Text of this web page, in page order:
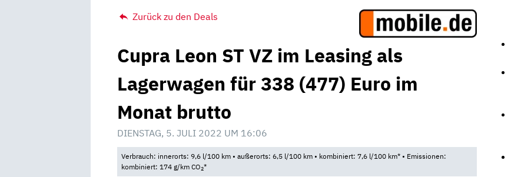
Zurück zu den Deals
Cupra Leon ST VZ im Leasing als
Lagerwagen für 338 (477) Euro im
Monat brutto
DIENSTAG, 5. JULI 2022 UM 16:06
Verbrauch: innerorts: 9,6 l/100 km • außerorts: 6,5 l/100 km • kombiniert: 7,6 l/100 km* • Emissionen:
kombiniert: 174 g/km CO2*